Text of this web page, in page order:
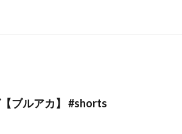
ブルアカ】 #shorts